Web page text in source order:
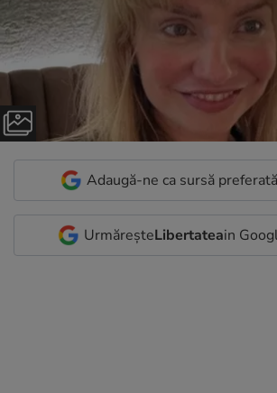
Adaugă-ne ca sursă
UrmăreșteLibertateain